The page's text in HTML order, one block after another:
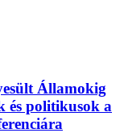
Államokig
és politikusok a